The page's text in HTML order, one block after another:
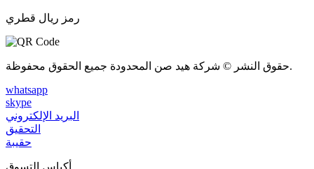
رمز ريال قطري
حقوق النشر © شركة هيد صن المحدودة جميع الحقوق محفوظة.
whatsapp
skype
البريد الإلكتروني
التحقيق
حقيبة
أكياس التسوق